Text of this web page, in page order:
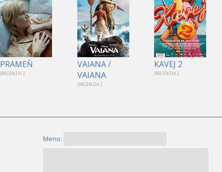
PRAMEŇ
[RECENZIA ]
VAIANA /
VAIANA
[RECENZIA ]
KAVEJ 2
[RECENZIA ]
Meno: